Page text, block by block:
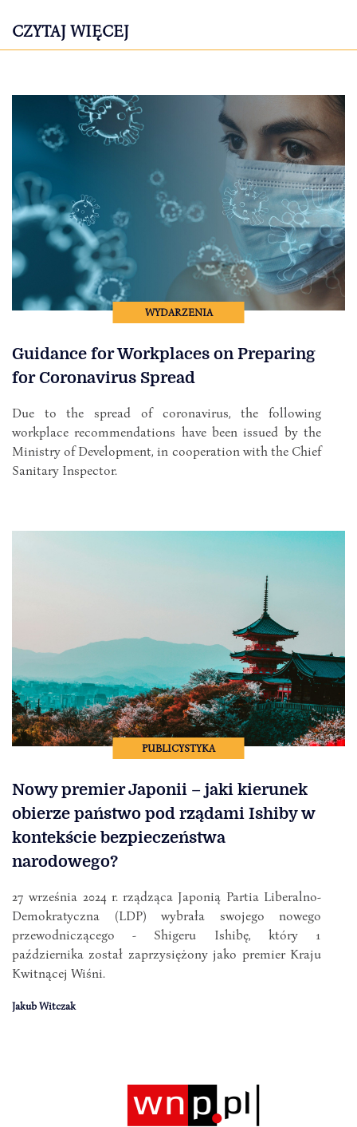
CZYTAJ WIĘCEJ
WYDARZENIA
Guidance for Workplaces on Preparing
for Coronavirus Spread
Due to the spread of coronavirus, the following
workplace recommendations have been issued by the
Ministry of Development, in cooperation with the Chief
Sanitary Inspector.
PUBLICYSTYKA
Nowy premier Japonii – jaki kierunek
obierze państwo pod rządami Ishiby w
kontekście bezpieczeństwa
narodowego?
27 września 2024 r. rządząca Japonią Partia Liberalno-
Demokratyczna (LDP) wybrała swojego nowego
przewodniczącego - Shigeru Ishibę, który 1
października został zaprzysiężony jako premier Kraju
Kwitnącej Wiśni.
Jakub Witczak